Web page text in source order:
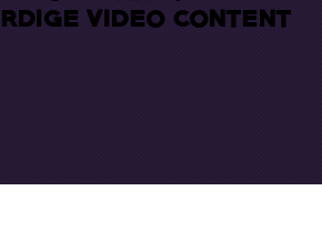
VIDEO CONTENT
VIDEO CONTENT